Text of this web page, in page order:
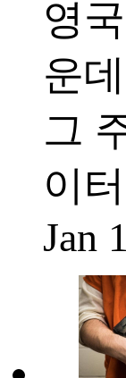
영
운
그
이
Jan